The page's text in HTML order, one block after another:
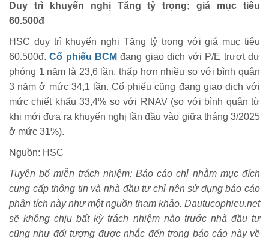
Duy trì khuyến nghị Tăng tỷ trọng; giá mục tiêu
60.500đ
HSC duy trì khuyến nghị Tăng tỷ trọng với giá mục tiêu
60.500đ.Cổ phiếu BCM đang giao dịch với P/E trượt dự
phóng 1 năm là 23,6 lần, thấp hơn nhiều so với bình quân
3 năm ở mức 34,1 lần. Cổ phiếu cũng đang giao dịch với
mức chiết khấu 33,4% so với RNAV (so với bình quân từ
khi mới đưa ra khuyến nghị lần đầu vào giữa tháng 3/2025
ở mức 31%).
Nguồn: HSC
Tuyên bố miễn trách nhiệm: Báo cáo chỉ nhằm mục đích
cung cấp thông tin và nhà đầu tư chỉ nên sử dụng báo cáo
phân tích này như một nguồn tham khảo. Dautucophieu.net
sẽ không chịu bất kỳ trách nhiệm nào trước nhà đầu tư
cũng như đối tượng được nhắc đến trong báo cáo này về